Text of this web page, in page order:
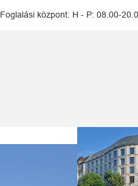
Foglalási központ: H - P: 08.00-